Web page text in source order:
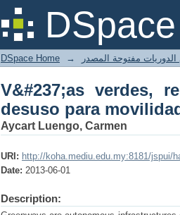
V&#237;as verdes,
sostenible, ocio y
DSpace Home →
V&#237;as verdes,
desuso para
Aycart Luengo, Carmen
URI: http://koha.mediu.edu.my:8181/jspui/
Date: 2013-06-01
Description: